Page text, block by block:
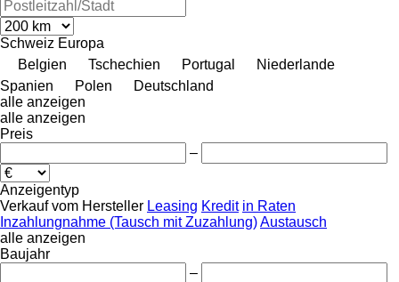
Schweiz Europa
Belgien
Tschechien Portugal
Niederlande
Spanien
Polen
Deutschland
alle anzeigen
alle anzeigen
Preis
–
Anzeigentyp
Verkauf vom Hersteller Leasing Kredit in Raten
Inzahlungnahme (Tausch mit Zuzahlung)Austausch
alle anzeigen
Baujahr
–